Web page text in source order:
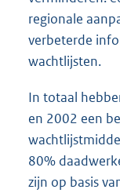
regionale
verbeterde
wachtlijsten.
In totaal
en 2002 een
80%
zijn op basis